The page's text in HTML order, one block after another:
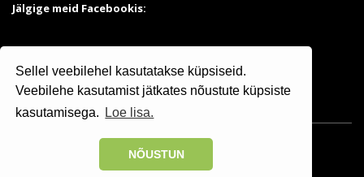
Sellel veebilehel kasutatakse küpsiseid.
Veebilehe kasutamist jätkates nõustute küpsiste
kasutamisega.
Loe lisa.
NÕUSTUN
Jälgige meid Facebookis:
Puukool
Sooduspakkumised
Osaühing Kristiine Puukool © 2025 | +372 506 7799